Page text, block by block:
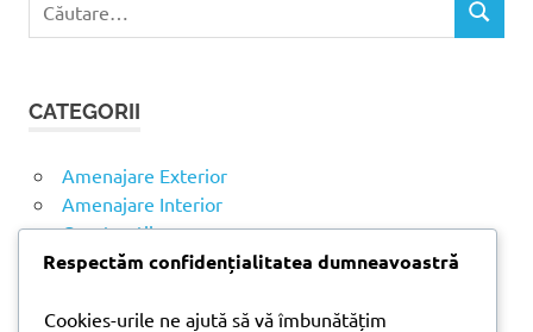
ă
u
p
ă
C
CATEGORII
Amenajare Exterior
Amenajare Interior
Construcții
Noutăți
Respectăm confidențialitatea dumneavoastră
Cookies-urile ne ajută să vă îmbunătățim